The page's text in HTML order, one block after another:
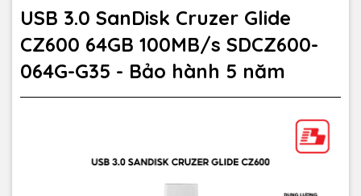
USB 3.0 SanDisk Cruzer Glide
CZ600 64GB 100MB/s SDCZ600-
064G-G35 - Bảo hành 5 năm
Tốc độ ghi ~30MB/s
Chất liệu Nhựa